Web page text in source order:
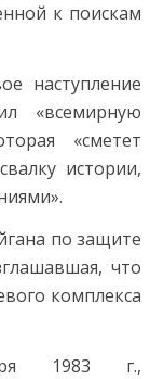
к поискам
наступление
«всемирную
«сметет
истории,
по защите
что
комплекса
1983 г.,